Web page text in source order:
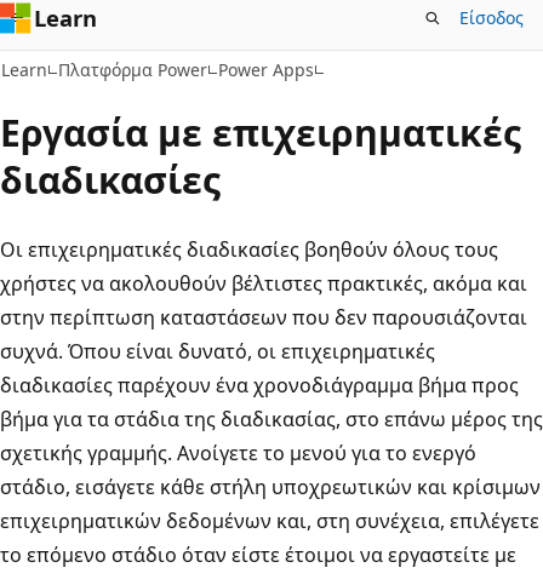
Learn Είσοδος
Learn Πλατφόρμα Power Power Apps
Εργασία με επιχειρηματικές
διαδικασίες
Οι επιχειρηματικές διαδικασίες βοηθούν όλους τους
χρήστες να ακολουθούν βέλτιστες πρακτικές, ακόμα και
στην περίπτωση καταστάσεων που δεν παρουσιάζονται
συχνά. Όπου είναι δυνατό, οι επιχειρηματικές
διαδικασίες παρέχουν ένα χρονοδιάγραμμα βήμα προς
βήμα για τα στάδια της διαδικασίας, στο επάνω μέρος της
σχετικής γραμμής. Ανοίγετε το μενού για το ενεργό
στάδιο, εισάγετε κάθε στήλη υποχρεωτικών και κρίσιμων
επιχειρηματικών δεδομένων και, στη συνέχεια, επιλέγετε
το επόμενο στάδιο όταν είστε έτοιμοι να εργαστείτε με